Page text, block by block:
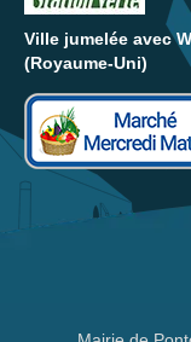
Ville jumelée avec
(Royaume-Uni)